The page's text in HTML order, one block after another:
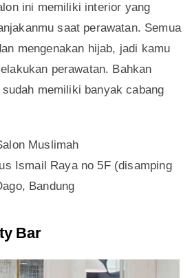
ini memiliki interior yang
saat perawatan. Semua
mengenakan hijab, jadi kamu
perawatan. Bahkan
memiliki banyak cabang
Muslimah
Ismail Raya no 5F (disamping
Bandung
Bar